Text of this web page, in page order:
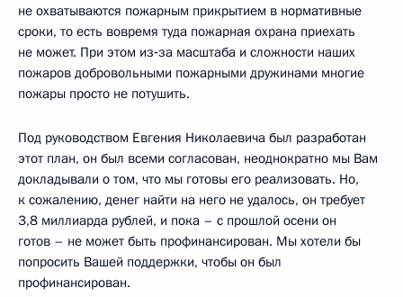
не охватываются пожарным прикрытием в нормативные
сроки, то есть вовремя туда пожарная охрана приехать
не может. При этом из‑за масштаба и сложности наших
пожаров добровольными пожарными дружинами многие
пожары просто не потушить.
Под руководством Евгения Николаевича был разработан
этот план, он был всеми согласован, неоднократно мы Вам
докладывали о том, что мы готовы его реализовать. Но,
к сожалению, денег найти на него не удалось, он требует
3,8 миллиарда рублей, и пока – с прошлой осени он
готов – не может быть профинансирован. Мы хотели бы
попросить Вашей поддержки, чтобы он был
профинансирован.